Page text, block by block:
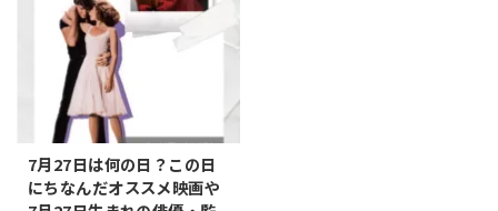
調します。また ...
をまとめてみました。 記念日 刺
身の日 8月15日が「刺身の日」
と定められたのは、、1448年
（文安5年）8月15日に書かれた
日記に、現代と同様の刺身に関
する記述があったことが由来で
す。この日が記録されたこと
は、日本における刺身の長い歴
史と文化的な重要性を示してい
7月27日は何の日？この日
にちなんだオススメ映画や